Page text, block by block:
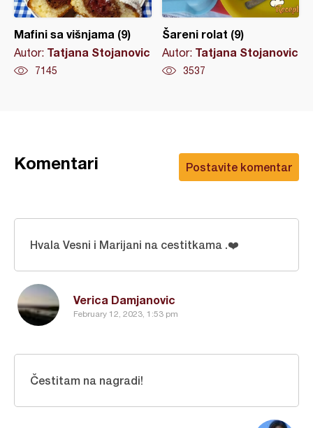
Mafini sa višnjama (9)
Autor: Tatjana Stojanovic
7145
Šareni rolat (9)
Autor: Tatjana Stojanovic
3537
Postavite komentar
Komentari
Verica Damjanovic
February 12, 2023, 1:53 pm
Hvala Vesni i Marijani na cestitkama .❤️
Čestitam na nagradi!